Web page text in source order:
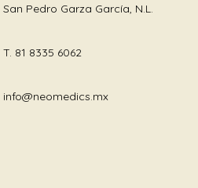
San Pedro Garza García, N.L.
T. 81 8335 6062
info@neomedics.mx